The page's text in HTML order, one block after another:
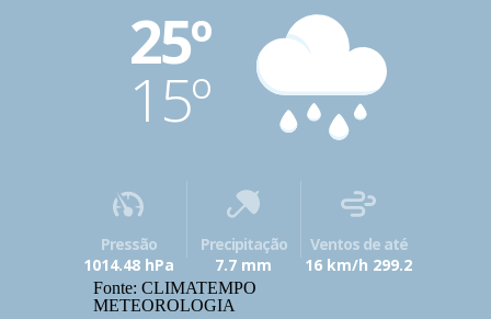
25º
15º
Pressão
1014.48 hPa
Precipitação
7.7 mm
Ventos de até
16 km/h 299.2
Fonte: CLIMATEMPO
METEOROLOGIA